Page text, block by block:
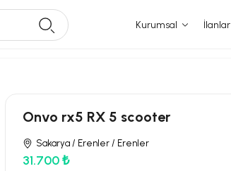
Kurumsal İlanlar
Onvo rx5 RX 5 scooter
Sakarya / Erenler / Erenler
31.700 ₺